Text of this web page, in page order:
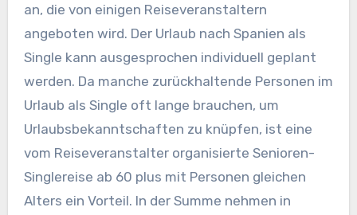
an, die von einigen Reiseveranstaltern
angeboten wird. Der Urlaub nach Spanien als
Single kann ausgesprochen individuell geplant
werden. Da manche zurückhaltende Personen im
Urlaub als Single oft lange brauchen, um
Urlaubsbekanntschaften zu knüpfen, ist eine
vom Reiseveranstalter organisierte Senioren-
Singlereise ab 60 plus mit Personen gleichen
Alters ein Vorteil. In der Summe nehmen in